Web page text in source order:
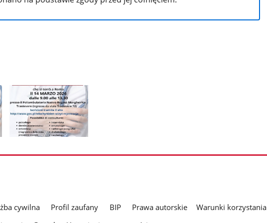
zdjęcie
cywilna Profil zaufany BIP Prawa autorskie Warunki korzystania